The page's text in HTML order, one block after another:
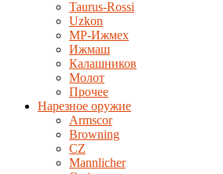
Taurus-Rossi
Uzkon
MP-Ижмех
Ижмаш
Калашников
Молот
Прочее
Нарезное оружие
Armscor
Browning
CZ
Mannlicher